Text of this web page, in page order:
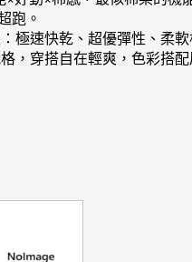
跑。
極速快乾、超優彈性、柔
，穿搭自在輕爽，色彩搭配